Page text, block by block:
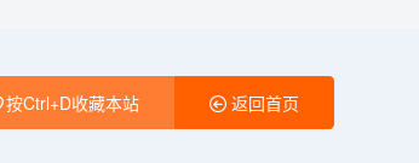
按Ctrl+D收藏本站 返回首页